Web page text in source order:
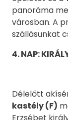
panoráma
városban. A
szállásunkat
4. NAP:
Délelőtt
kastély (F)